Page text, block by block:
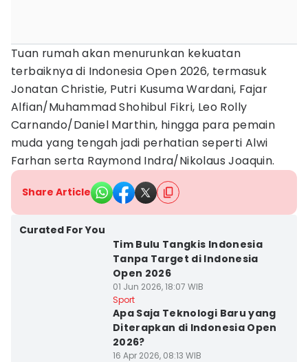
Tuan rumah akan menurunkan kekuatan
terbaiknya di Indonesia Open 2026, termasuk
Jonatan Christie, Putri Kusuma Wardani, Fajar
Alfian/Muhammad Shohibul Fikri, Leo Rolly
Carnando/Daniel Marthin, hingga para pemain
muda yang tengah jadi perhatian seperti Alwi
Farhan serta Raymond Indra/Nikolaus Joaquin.
Share Article
Curated For You
Tim Bulu Tangkis Indonesia
Tanpa Target di Indonesia
Open 2026
01 Jun 2026, 18:07 WIB
Sport
Apa Saja Teknologi Baru yang
Diterapkan di Indonesia Open
2026?
16 Apr 2026, 08:13 WIB